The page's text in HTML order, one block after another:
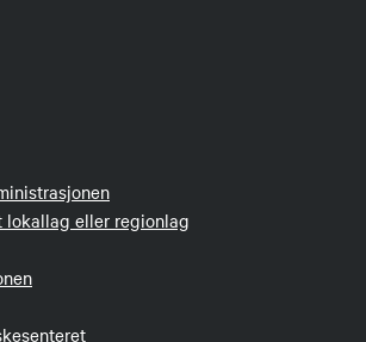
lokallag eller regionlag